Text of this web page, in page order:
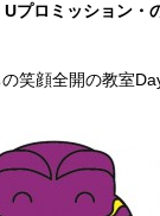
プロミッション・
笑顔全開の教室